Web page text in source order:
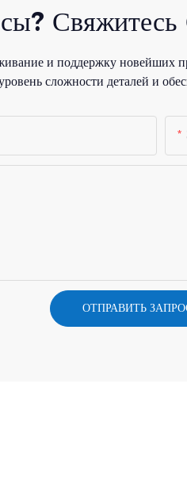
и поддержку новейших
сложности деталей и
ОТПРАВИТЬ